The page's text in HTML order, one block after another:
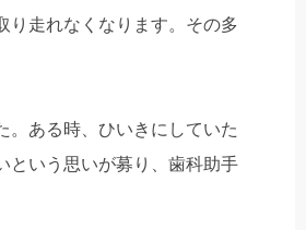
り走れなくなります。その多
。ある時、ひいきにしていた
という思いが募り、歯科助手